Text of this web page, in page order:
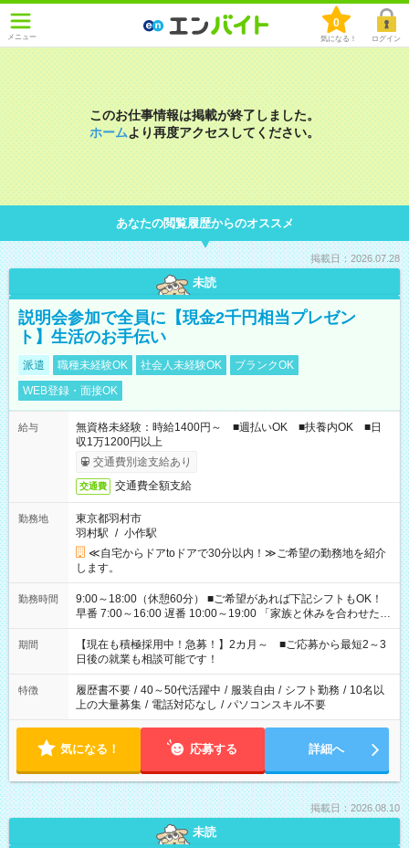
メニュー
0
気になる！ ログイン
このお仕事情報は掲載が終了しました。
ホームより再度アクセスしてください。
あなたの閲覧履歴からのオススメ
掲載日：2026.07.28
未読
説明会参加で全員に【現金2千円相当プレゼン
ト】生活のお手伝い
派遣 職種未経験OK 社会人未経験OK
ブランクOK
WEB登録・面接OK
給与
無資格未経験：時給1400円～ ■週払いOK ■扶養内OK ■日
収1万1200円以上
交通費別途支給あり
交通費 交通費全額支給
勤務地
東京都羽村市
羽村駅 / 小作駅
≪自宅からドアtoドアで30分以内！≫ご希望の勤務地を紹介
します。
勤務時間
9:00～18:00（休憩60分） ■ご希望があれば下記シフトもOK！
早番 7:00～16:00 遅番 10:00～19:00 「家族と休みを合わせた
い」 「余裕を持って夕飯の準備がしたい」 「できれば残業はし
たくない」 など、ご希望を教えてくださいね。 ※Wワーク希望
の方へ 今ご覧のお仕事で希望する勤務時間と、もう1つのお仕事
の勤務時間。 合計で週40時間を超える場合は応募できません。
期間
【現在も積極採用中！急募！】2カ月～ ■ご応募から最短2～3
日後の就業も相談可能です！
特徴 履歴書不要 / 40～50代活躍中 / 服装自由 / シフト勤務 / 10名以
上の大量募集 / 電話対応なし / パソコンスキル不要
気になる！ 応募する 詳細へ
掲載日：2026.08.10
未読